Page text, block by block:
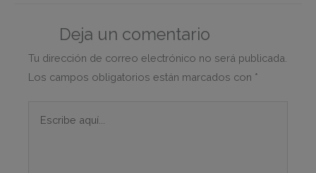
Deja un comentario
Tu dirección de correo electrónico no será publicada.
Los campos obligatorios están marcados con *